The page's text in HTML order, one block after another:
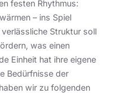
festen Rhythmus:
– ins Spiel
Struktur soll
was einen
Einheit hat ihre eigene
Bedürfnisse der
wir zu folgenden